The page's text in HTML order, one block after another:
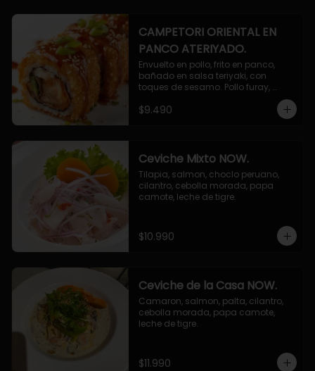
CAMPETORI ORIENTAL EN
PANCO ATERIYADO.
Envuelto en pollo, frito en panco,
bañado en salsa teriyaki, con
toques de sesamo. Pollo furay,
queso, champiñon furay, cebollin.
$9.490
Ceviche Mixto NOW.
Tilapia, salmon, choclo peruano,
cilantro, cebolla morada, papa
camote, leche de tigre.
$10.990
Ceviche de la Casa NOW.
Camaron, salmon, palta, cilantro,
cebolla morada, papa camote,
leche de tigre.
$11.990